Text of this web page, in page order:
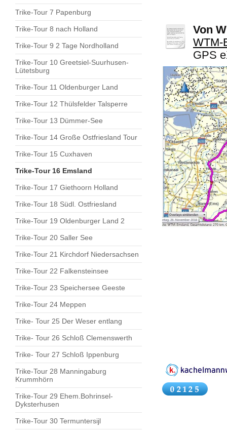
Trike-Tour 7 Papenburg
Trike-Tour 8 nach Holland
Trike-Tour 9 2 Tage Nordholland
Trike-Tour 10 Greetsiel-Suurhusen-
Lütetsburg
Trike-Tour 11 Oldenburger Land
Trike-Tour 12 Thülsfelder Talsperre
Trike-Tour 13 Dümmer-See
Trike-Tour 14 Große Ostfriesland Tour
Trike-Tour 15 Cuxhaven
Trike-Tour 16 Emsland
Trike-Tour 17 Giethoorn Holland
Trike-Tour 18 Südl. Ostfriesland
Trike-Tour 19 Oldenburger Land 2
Trike-Tour 20 Saller See
Trike-Tour 21 Kirchdorf Niedersachsen
Trike-Tour 22 Falkensteinsee
Trike-Tour 23 Speichersee Geeste
Trike-Tour 24 Meppen
Trike- Tour 25 Der Weser entlang
Trike- Tour 26 Schloß Clemenswerth
Trike- Tour 27 Schloß Ippenburg
Trike-Tour 28 Manningaburg
Krummhörn
Trike-Tour 29 Ehem.Bohrinsel-
Dyksterhusen
Trike-Tour 30 Termuntersijl
Von
WTM-
GPS